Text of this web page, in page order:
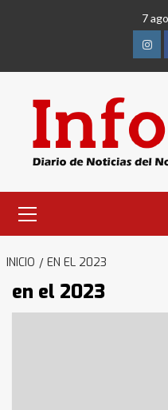
7
primario
INICIO EN EL 2023
en el 2023